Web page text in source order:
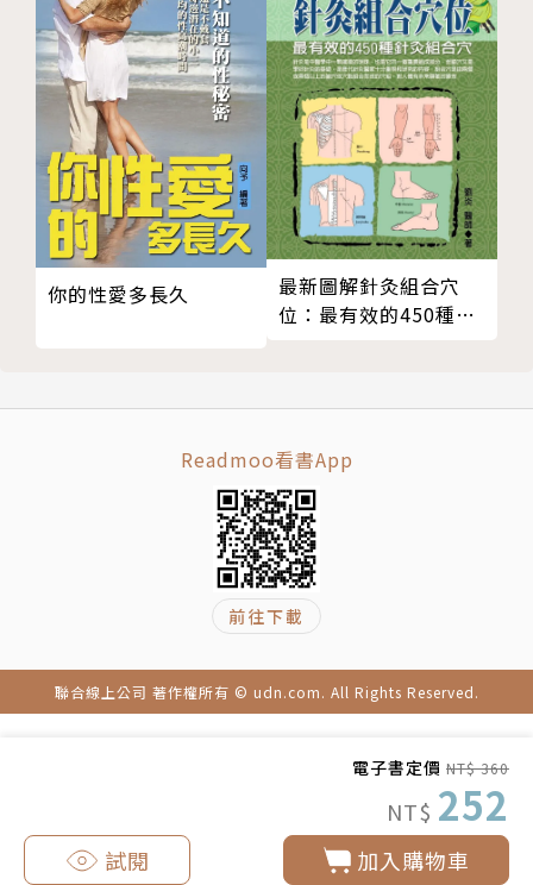
電子書定價 NT$ 360
NT$ 252
加入購物車
試閱
現任身體智慧有限公司執行長，同時也是脊椎力學專
家、作家、發明家及著名講師，擁有多項專利及影音著
作，曾受邀於海內外各大企業、機構擔任講師，受邀演
說場次超過3300場，使命是整合健康促進、身心學及
脊椎保健技巧，協助民眾創造自己的健康。著有暢銷書
《健康，自脊來》。
經歷
YouTube教學影片超過1800萬觀看次數
Google搜尋關鍵字「脊椎保健」搜尋排行第一名
百略醫學科技集團活道健康學院館長
康適幸福股份有限公司人體力學技術總監
中國醫藥研究所專任講師
南京中醫藥大學推拿氣功師研究班結業
AMCT美國肌肉活化技術進階班認證
1993年全國國術賽拳術冠軍
身體智慧有限公司：www.bodylearning.com.tw
鄭雲龍粉絲專頁:www.facebook.com/bodylearning
鄭雲龍部落格：dragon.bodylearning.com.tw/blog
第七章 端正穩重，坐如鐘
坐姿覺察的練習
打電腦的坐姿
腳離地、坐姿抬腿的坐姿都NG
坐姿不對，一切都白費
第八章 安然入眠，臥如弓
睡姿不良，當然腰酸背又痛
選對枕頭，提升助眠力
仰睡的枕頭這樣選
學員心得分享
Chapter 3 扭轉劣勢，創造健康
第九章 打開緊繃髖關節，行動自如不卡關
屈髖加屈膝，髖膝一起連動
第十章 屈髖的生活應用
減少腰椎負擔的洗臉姿勢
不會閃到腰的拖地法
你的性愛多長久
最新圖解針灸組合穴
位：最有效的450種針
Readmoo看書App
前往下載
聯合線上公司 著作權所有 © udn.com. All Rights Reserved.